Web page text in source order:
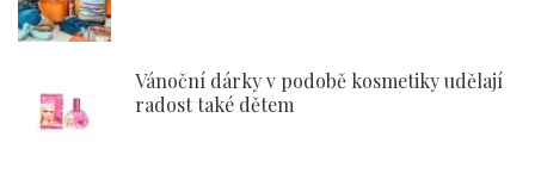
Vánoční dárky v podobě kosmetiky udělají
radost také dětem